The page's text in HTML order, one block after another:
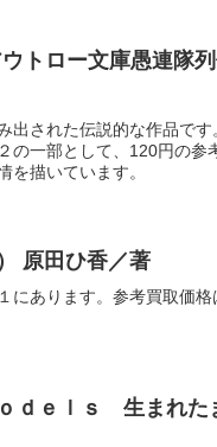
トロー文庫愚連隊
出された伝説的な作品です
の一部として、120円の参
を描いています。
原田ひ香／著
あります。参考買取価格
ｄｅｌｓ 生まれた